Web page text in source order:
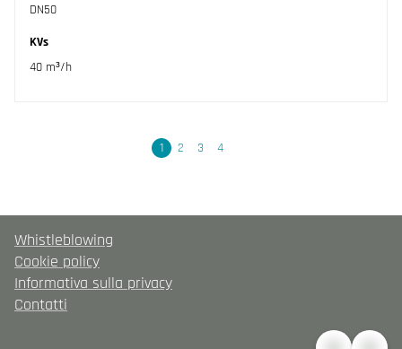
DN50
KVs
40 m³/h
1 2 3 4
Whistleblowing
Cookie policy
Informativa sulla privacy
Contatti